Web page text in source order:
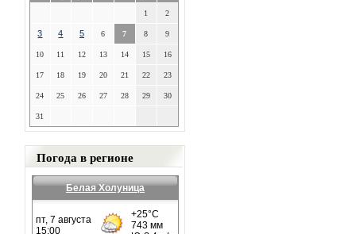
1 2
3 4 5 6 7 8 9
10 11 12 13 14 15 16
17 18 19 20 21 22 23
24 25 26 27 28 29 30
31
Погода в регионе
Белая Холуница